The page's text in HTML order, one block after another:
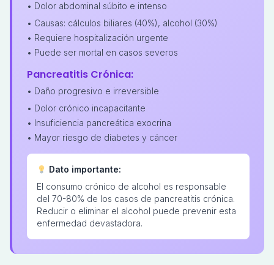
• Dolor abdominal súbito e intenso
• Causas: cálculos biliares (40%), alcohol (30%)
• Requiere hospitalización urgente
• Puede ser mortal en casos severos
Pancreatitis Crónica:
• Daño progresivo e irreversible
• Dolor crónico incapacitante
• Insuficiencia pancreática exocrina
• Mayor riesgo de diabetes y cáncer
Dato importante:
El consumo crónico de alcohol es responsable
del 70-80% de los casos de pancreatitis crónica.
Reducir o eliminar el alcohol puede prevenir esta
enfermedad devastadora.